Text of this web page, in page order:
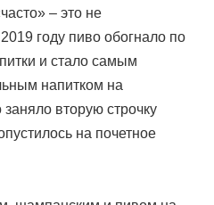
– это не
году пиво обогнало по
и стало самым
напитком на
вторую строчку
на почетное